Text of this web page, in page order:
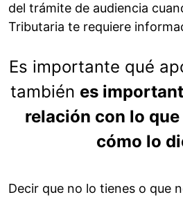
del trámite de audiencia
Tributaria te requiere
Es importante qué
también es
relación con lo que
cómo lo
Decir que no lo tienes o que